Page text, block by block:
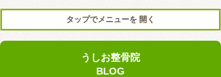
タップでメニューを
料金表
うしお整骨院
BLOG